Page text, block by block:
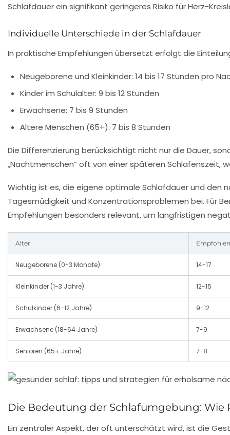
Schlafdauer ein signifikant geringeres Risiko für Herz-
Individuelle Unterschiede in der Schlafdauer
In praktische Empfehlungen übersetzt erfolgt die
Neugeborene und Kleinkinder: 14 bis 17 Stunden pro
Kinder im Schulalter: 9 bis 12 Stunden
Erwachsene: 7 bis 9 Stunden
Ältere Menschen (65+): 7 bis 8 Stunden
Die Differenzierung berücksichtigt nicht nur die Dauer,
„Nachtmenschen“ oft von einer späteren Schlafenszeit,
Wichtig ist es, die eigene optimale Schlafdauer und den
Tagesmüdigkeit und Konzentrationsproblemen bei. Für
Empfehlungen besonders relevant, um langfristigen
Alter
Neugeborene (0-3 Monate) 14-17
Kleinkinder (1-3 Jahre) 12-15
Schulkinder (6-12 Jahre) 9-12
Erwachsene (18-64 Jahre) 7-9
Senioren (65+ Jahre) 7-8
Die Bedeutung der Schlafumgebung:
Ein zentraler Aspekt, der oft unterschätzt wird, ist die